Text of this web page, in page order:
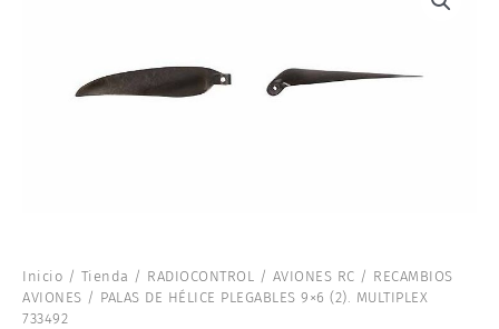
Inicio / Tienda / RADIOCONTROL / AVIONES RC / RECAMBIOS
AVIONES / PALAS DE HÉLICE PLEGABLES 9×6 (2). MULTIPLEX
733492